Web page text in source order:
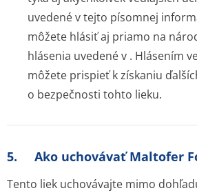
uvedené v tejto písomnej
môžete hlásiť aj priamo na
hlásenia uvedené v . Hlásením
môžete prispieť k získaniu
o bezpečnosti tohto lieku.
5. Ako uchovávať Maltofer
Tento liek uchovávajte mimo